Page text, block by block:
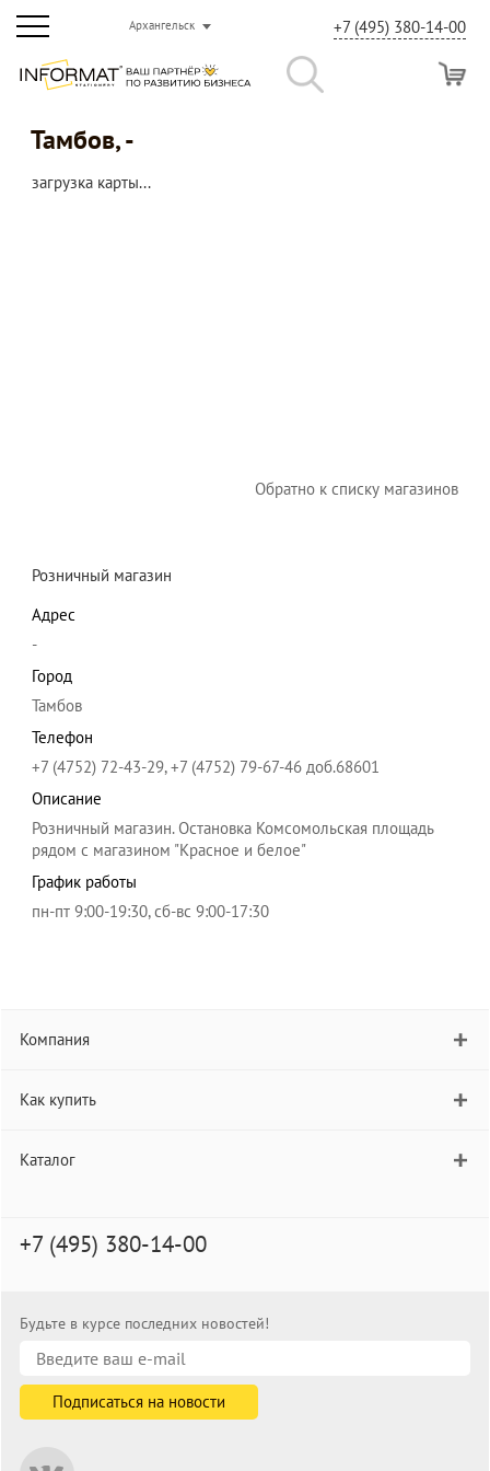
Архангельск +7 (495) 380-14-00
Тамбов, -
загрузка карты...
Обратно к списку магазинов
Розничный магазин
Адрес
-
Город
Тамбов
Телефон
+7 (4752) 72-43-29, +7 (4752) 79-67-46 доб.68601
Описание
Розничный магазин. Остановка Комсомольская площадь
рядом с магазином "Красное и белое"
График работы
пн-пт 9:00-19:30, сб-вс 9:00-17:30
Компания
Как купить
Каталог
+7 (495) 380-14-00
Будьте в курсе последних новостей!